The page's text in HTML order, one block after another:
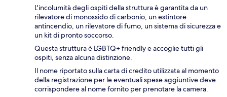
L'incolumità degli ospiti della struttura è garantita da un
rilevatore di monossido di carbonio, un estintore
antincendio, un rilevatore di fumo, un sistema di sicurezza e
un kit di pronto soccorso.
Questa struttura è LGBTQ+ friendly e accoglie tutti gli
ospiti, senza alcuna distinzione.
Il nome riportato sulla carta di credito utilizzata al momento
della registrazione per le eventuali spese aggiuntive deve
corrispondere al nome fornito per prenotare la camera.